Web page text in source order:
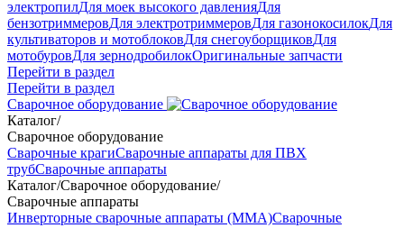
электропилДля моек высокого давленияДля
бензотриммеровДля электротриммеровДля газонокосилокДля
культиваторов и мотоблоковДля снегоуборщиковДля
мотобуровДля зернодробилокОригинальные запчасти
Перейти в раздел
Перейти в раздел
Сварочное оборудование
Каталог/
Сварочное оборудование
Сварочные крагиСварочные аппараты для ПВХ
трубСварочные аппараты
Каталог/Сварочное оборудование/
Сварочные аппараты
Инверторные сварочные аппараты (ММА)Сварочные